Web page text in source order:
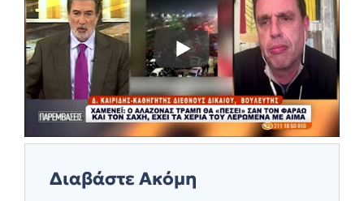
Διαβάστε Ακόμη